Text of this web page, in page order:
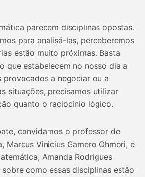
parecem disciplinas opostas.
para analisá-las, perceberemos
estão muito próximas. Basta
que estabelecem no nosso dia a
provocados a negociar ou a
situações, precisamos utilizar
quanto o raciocínio lógico.
convidamos o professor de
Marcus Vinicius Gamero Ohmori, e
Amanda Rodrigues
como essas disciplinas estão